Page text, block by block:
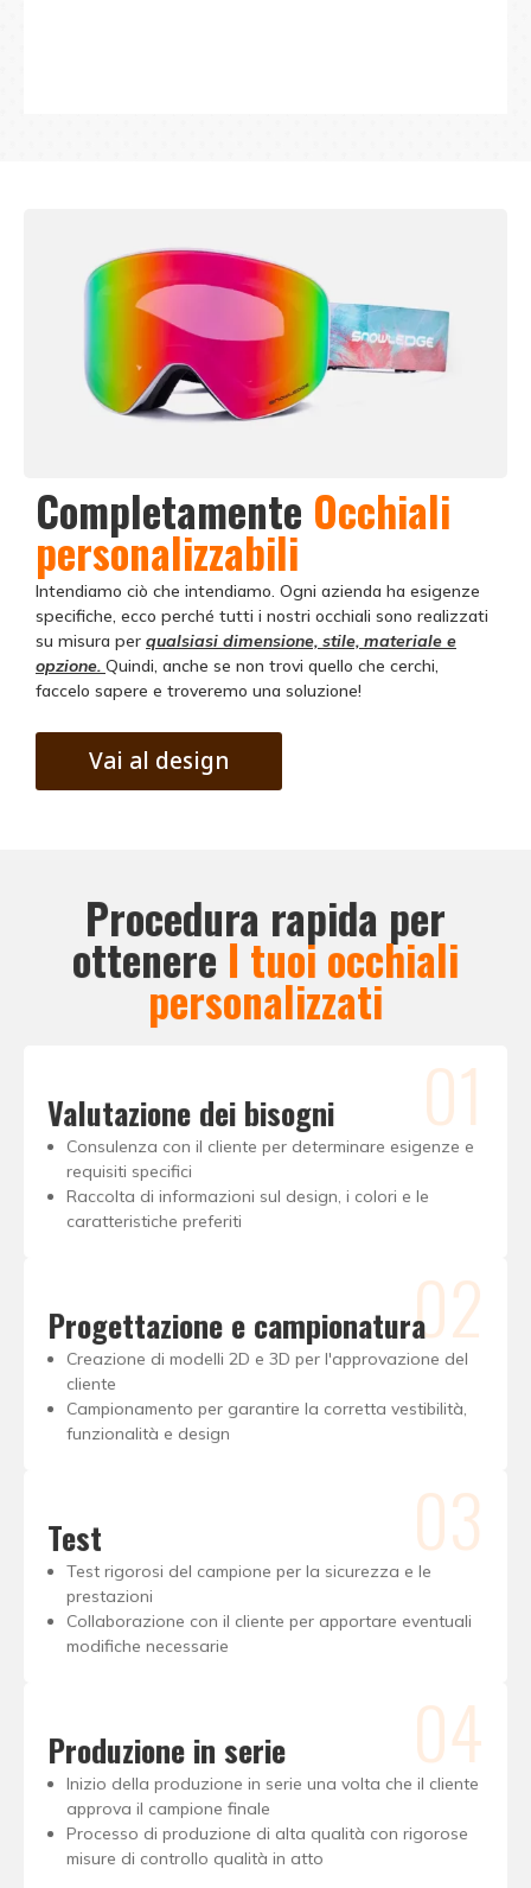
Completamente Occhiali
personalizzabili
Intendiamo ciò che intendiamo. Ogni azienda ha esigenze
specifiche, ecco perché tutti i nostri occhiali sono realizzati
su misura per qualsiasi dimensione, stile, materiale e
opzione. Quindi, anche se non trovi quello che cerchi,
faccelo sapere e troveremo una soluzione!
Vai al design
Procedura rapida per
ottenere I tuoi occhiali
personalizzati
01
Valutazione dei bisogni
Consulenza con il cliente per determinare esigenze e
requisiti specifici
Raccolta di informazioni sul design, i colori e le
caratteristiche preferiti
02
Progettazione e campionatura
Creazione di modelli 2D e 3D per l'approvazione del
cliente
Campionamento per garantire la corretta vestibilità,
funzionalità e design
03
Test
Test rigorosi del campione per la sicurezza e le
prestazioni
Collaborazione con il cliente per apportare eventuali
modifiche necessarie
04
Produzione in serie
Inizio della produzione in serie una volta che il cliente
approva il campione finale
Processo di produzione di alta qualità con rigorose
misure di controllo qualità in atto